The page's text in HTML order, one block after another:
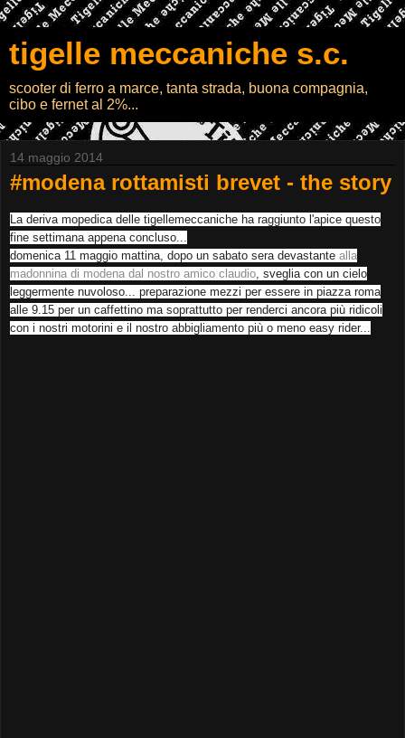
tigelle meccaniche s.c.
scooter di ferro a marce, tanta strada, buona compagnia,
cibo e fernet al 2%...
14 maggio 2014
#modena rottamisti brevet - the story
La deriva mopedica delle tigellemeccaniche ha raggiunto l'apice questo
fine settimana appena concluso...
domenica 11 maggio mattina, dopo un sabato sera devastante alla
madonnina di modena dal nostro amico claudio , sveglia con un cielo
leggermente nuvoloso... preparazione mezzi per essere in piazza roma
alle 9.15 per un caffettino ma soprattutto per renderci ancora più ridicoli
con i nostri motorini e il nostro abbigliamento più o meno easy rider...